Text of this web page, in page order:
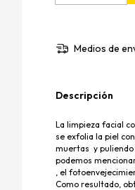
Medios de
Descripción
La limpieza facial
se exfolia la piel
muertas y puliendo
podemos
, el
Como resultado,